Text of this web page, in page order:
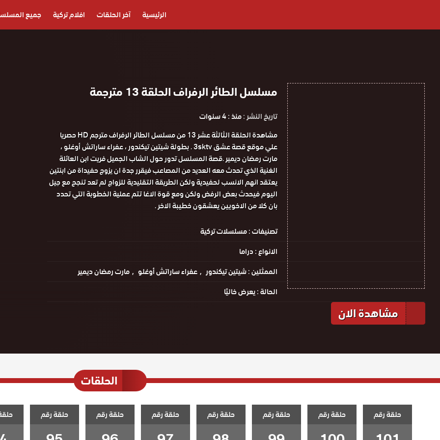
الرئيسية آخر الحلقات افلام تركية جميع
مسلسل الطائر الرفراف الحلقة 13 مترجمة
تاريخ النشر :منذ : 4 سنوات
مشاهدة الحلقة الثالثة عشر 13 من مسلسل الطائر الرفراف مترجم HD حصريا
علي موقع قصة عشق 3sktv . بطولة شيتين تيكندور ، عفراء ساراتش أوغلو ،
مارت رمضان ديمير .قصة المسلسل تدور حول الشاب الجميل فريت ابن العائلة
الغنية الذي تحدث معه العديد من المصاعب فيقرر جدة ان يزوج حفيداة من ابنتين
يعتقد انهم الانسب لحفيدية ولكن الطريقة التقليدية للزواج لم تعد تنجح مع جيل
اليوم فيحدث بعض الرفض ولكن ومع قوة الاغا تتم عملية الخطوبة التي تحدد
بان كلا من الاخويين يعشقون خطيبة الاخر .
تصنيفات :مسلسلات تركية
الانواع :دراما
الممثلين :شيتين تيكندور عفراء ساراتش أوغلو
مارت رمضان ديمير
الحالة :يعرض خاليًا
مشاهدة الان
الحلقات
حلقة رقم حلقة رقم حلقة رقم حلقة رقم حلقة رقم حلقة رقم حلقة رقم